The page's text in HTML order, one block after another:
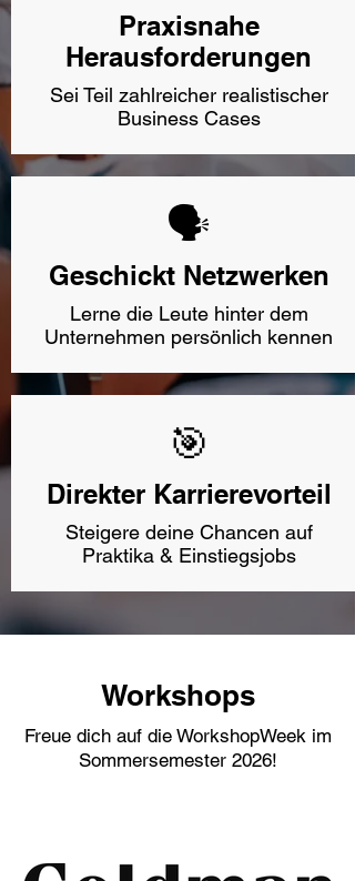
Praxisnahe
Herausforderungen
Sei Teil zahlreicher realistischer
Business Cases
🗣️
Geschickt Netzwerken
Lerne die Leute hinter dem
Unternehmen persönlich kennen
🎯
Direkter Karrierevorteil
Steigere deine Chancen auf
Praktika & Einstiegsjobs
Workshops
Freue dich auf die WorkshopWeek im
Sommersemester 2026!